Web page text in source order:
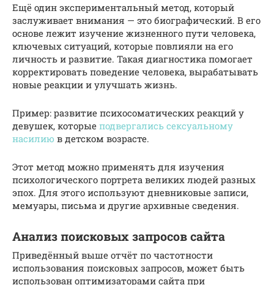
Ещё один экспериментальный метод, который
заслуживает внимания — это биографический. В его
основе лежит изучение жизненного пути человека,
ключевых ситуаций, которые повлияли на его
личность и развитие. Такая диагностика помогает
корректировать поведение человека, вырабатывать
новые реакции и улучшать жизнь.
Пример: развитие психосоматических реакций у
девушек, которые подвергались сексуальному
насилию в детском возрасте.
Этот метод можно применять для изучения
психологического портрета великих людей разных
эпох. Для этого используют дневниковые записи,
мемуары, письма и другие архивные сведения.
Анализ поисковых запросов сайта
Приведённый выше отчёт по частотности
использования поисковых запросов, может быть
использован оптимизаторами сайта при